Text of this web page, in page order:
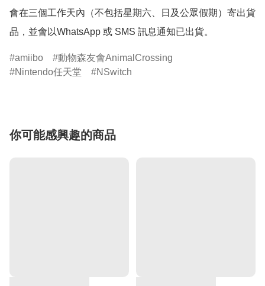
會在三個工作天內（不包括星期六、日及公眾假期）寄出貨
品，並會以WhatsApp 或 SMS 訊息通知已出貨。
amiibo
動物森友會AnimalCrossing
Nintendo任天堂
NSwitch
你可能感興趣的商品